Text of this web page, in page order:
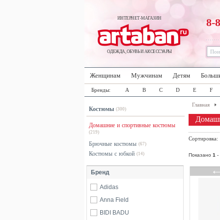
ИНТЕРНЕТ-МАГАЗИН
ОДЕЖДА, ОБУВЬ И АКСЕССУАРЫ
8-
Женщинам Мужчинам Детям
Бренды: A B C D E F
Костюмы (300)
Домашние и спортивные костюмы
(219)
Брючные костюмы (67)
Костюмы с юбкой (14)
Бренд
Adidas
Anna Field
BIDI BADU
Главная
Показано 1 -